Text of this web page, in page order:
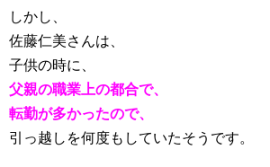
しかし、
佐藤仁美さんは、
子供の時に、
父親の職業上の都合で、
転勤が多かったので、
引っ越しを何度もしていたそうです。